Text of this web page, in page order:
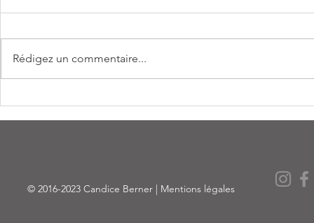
Rédigez un commentaire...
© 2016-2023 Candice Berner | Mentions légales